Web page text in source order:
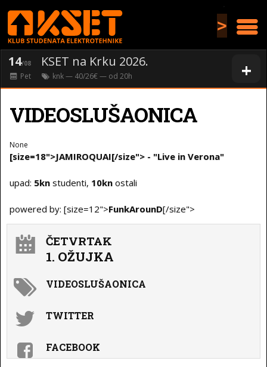
>
+
14/08 KSET na Krku 2026.
Pet knk— 40/26€ — od 20h
VIDEOSLUŠAONICA
None
[size=18">JAMIROQUAI[/size"> - "Live in Verona"
upad: 5kn studenti, 10kn ostali
powered by: [size=12">FunkArounD[/size">
ČETVRTAK
1. OŽUJKA
VIDEOSLUŠAONICA
TWITTER
FACEBOOK